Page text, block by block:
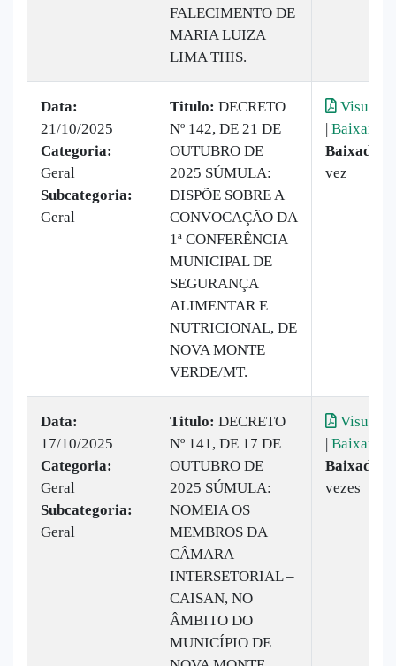
FALECIMENTO DE
MARIA LUIZA
LIMA THIS.
Data:
21/10/2025
Categoria:
Geral
Subcategoria:
Geral
Titulo: DECRETO
Nº 142, DE 21 DE
OUTUBRO DE
2025 SÚMULA:
DISPÕE SOBRE A
CONVOCAÇÃO DA
1ª CONFERÊNCIA
MUNICIPAL DE
SEGURANÇA
ALIMENTAR E
NUTRICIONAL, DE
NOVA MONTE
VERDE/MT.
| Baixar
Baixado:
vez
Data:
17/10/2025
Categoria:
Geral
Subcategoria:
Geral
Titulo: DECRETO
Nº 141, DE 17 DE
OUTUBRO DE
2025 SÚMULA:
NOMEIA OS
MEMBROS DA
CÂMARA
INTERSETORIAL –
CAISAN, NO
ÂMBITO DO
MUNICÍPIO DE
| Baixar
Baixado:
vezes